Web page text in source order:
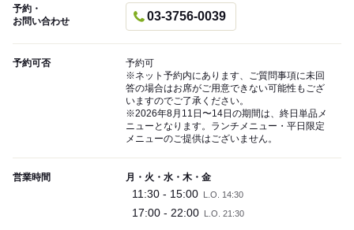
予約・
お問い合わせ
03-3756-0039
予約可否
予約可
※ネット予約内にあります、ご質問事項に未回
答の場合はお席がご用意できない可能性もござ
いますのでご了承ください。
※2026年8月11日〜14日の期間は、終日単品メ
ニューとなります。ランチメニュー・平日限定
メニューのご提供はございません。
営業時間 月・火・水・木・金
11:30 - 15:00 L.O. 14:30
17:00 - 22:00 L.O. 21:30